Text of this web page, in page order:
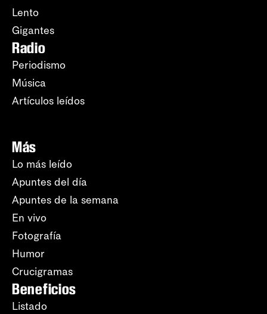
Lento
Gigantes
Radio
Periodismo
Música
Artículos leídos
Más
Lo más leído
Apuntes del día
Apuntes de la semana
En vivo
Fotografía
Humor
Crucigramas
Beneficios
Listado